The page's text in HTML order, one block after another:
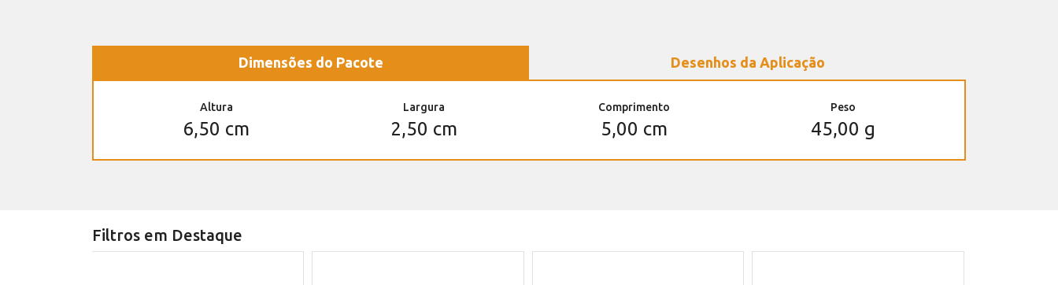
Dimensões do Pacote Desenhos da Aplicação
Altura
6,50 cm
Largura
2,50 cm
Comprimento
5,00 cm
Peso
45,00 g
Filtros em Destaque